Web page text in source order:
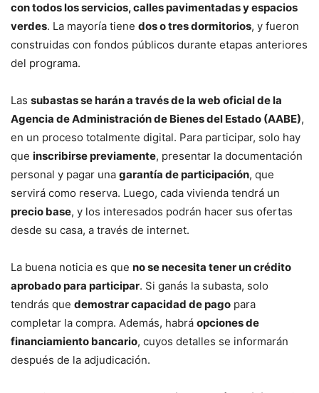
con todos los servicios, calles pavimentadas y espacios
verdes. La mayoría tiene dos o tres dormitorios, y fueron
construidas con fondos públicos durante etapas anteriores
del programa.
Las subastas se harán a través de la web oficial de la
Agencia de Administración de Bienes del Estado (AABE),
en un proceso totalmente digital. Para participar, solo hay
que inscribirse previamente, presentar la documentación
personal y pagar una garantía de participación, que
servirá como reserva. Luego, cada vivienda tendrá un
precio base, y los interesados podrán hacer sus ofertas
desde su casa, a través de internet.
La buena noticia es que no se necesita tener un crédito
aprobado para participar. Si ganás la subasta, solo
tendrás que demostrar capacidad de pago para
completar la compra. Además, habrá opciones de
financiamiento bancario, cuyos detalles se informarán
después de la adjudicación.